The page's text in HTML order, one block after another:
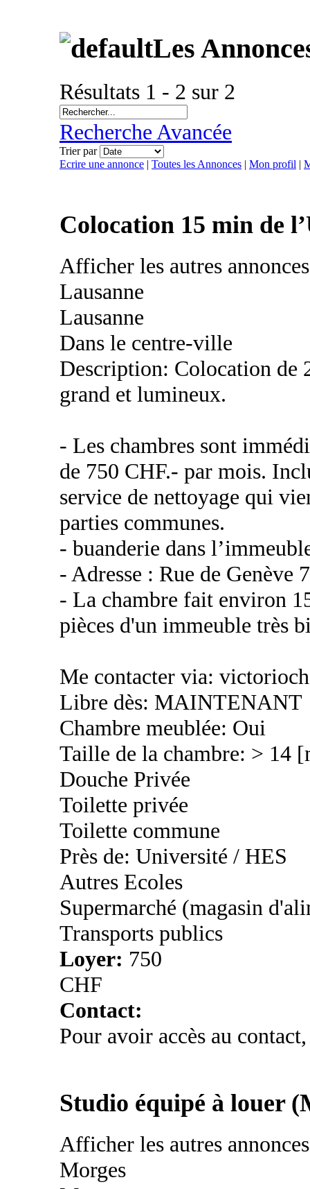
Les
Résultats 1 - 2 sur 2
Recherche Avancée
Trier par
Ecrire une annonce | Toutes les Annonces | Mon profil |
Colocation 15 min de
Afficher les autres
Lausanne
Lausanne
Dans le centre-ville
Description: Colocation de
grand et lumineux.
- Les chambres sont
de 750 CHF.- par mois.
service de nettoyage qui
parties communes.
- buanderie dans
- Adresse : Rue de Genève
- La chambre fait environ
pièces d'un immeuble très
Me contacter via:
Libre dès: MAINTENANT
Chambre meublée: Oui
Taille de la chambre: > 14
Douche Privée
Toilette privée
Toilette commune
Près de: Université / HES
Autres Ecoles
Supermarché (magasin
Transports publics
Loyer: 750
CHF
Contact:
Pour avoir accès au
Studio équipé à louer
Afficher les autres
Morges